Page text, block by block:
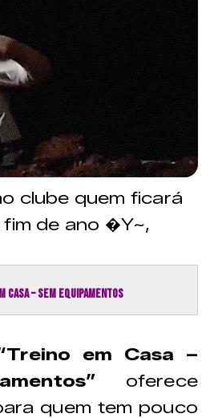
clube quem ficará
fim de ano �Y~,
CASA – SEM EQUIPAMENTOS
em Casa –
oferece
quem tem pouco